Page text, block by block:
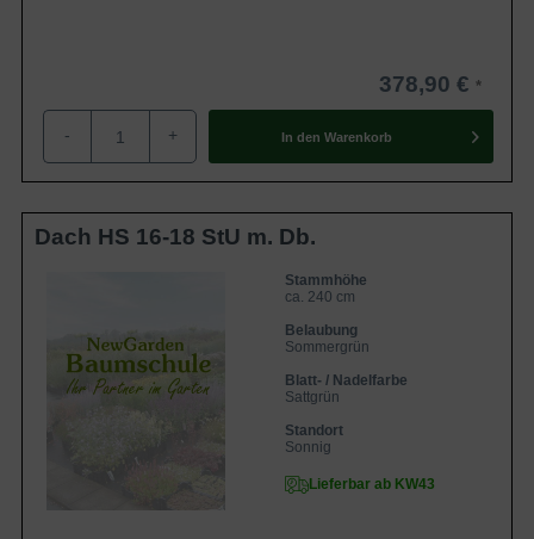
378,90 €
- + In den Warenkorb
Dach HS 16-18 StU m. Db.
Stammhöhe
ca. 240 cm
Belaubung
Sommergrün
Blatt- / Nadelfarbe
Sattgrün
Standort
Sonnig
Lieferbar ab KW43